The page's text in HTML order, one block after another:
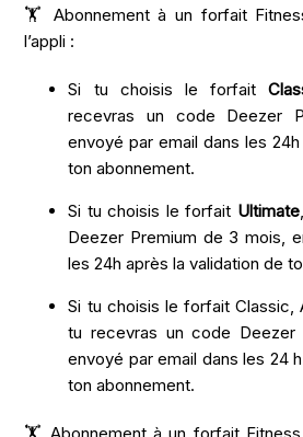
🏋️ Abonnement à un forfait
l’appli :
Si tu choisis le forfait
recevras un code Deezer
envoyé par email dans les
ton abonnement.
Si tu choisis le forfait Ultimate
Deezer Premium de 3 mois,
les 24h après la validation de
Si tu choisis le forfait Classic,
tu recevras un code Deezer
envoyé par email dans les 24
ton abonnement.